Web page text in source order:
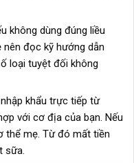
không dùng đúng liều
đọc kỹ hướng dẫn
loại tuyệt đối không
khẩu trực tiếp từ
với cơ địa của bạn. Nếu
thể mẹ. Từ đó mất tiền
sữa.